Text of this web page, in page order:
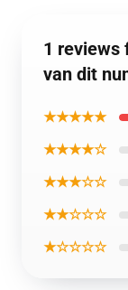
1 reviews
van dit
★★★★★
★★★★☆
★★★☆☆
★★☆☆☆
★☆☆☆☆